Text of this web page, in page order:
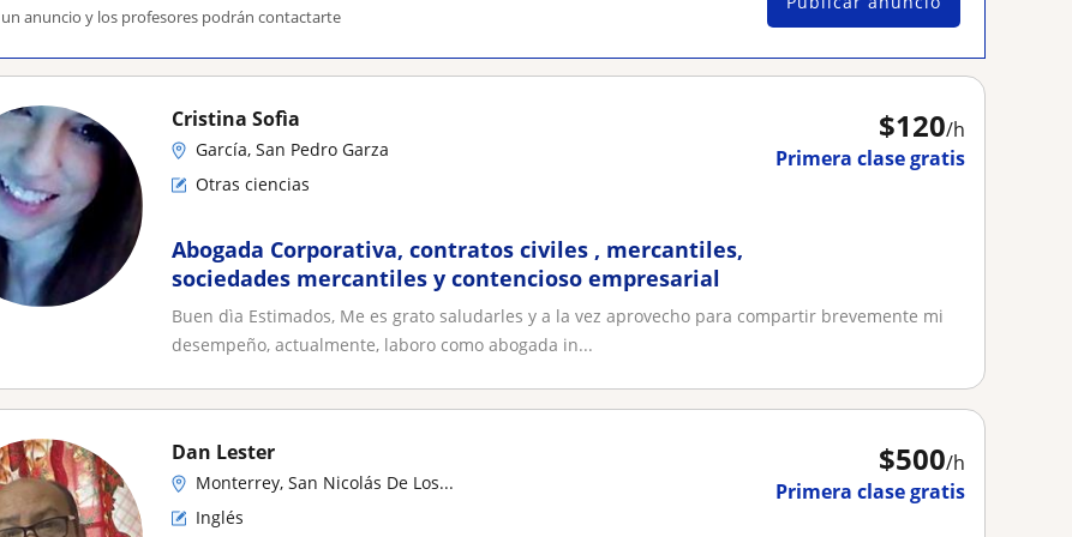
un anuncio y los profesores podrán contactarte
$120/h
Primera clase gratis
Cristina Sofìa
García, San Pedro Garza
Otras ciencias
Abogada Corporativa, contratos civiles , mercantiles,
sociedades mercantiles y contencioso empresarial
Buen dìa Estimados, Me es grato saludarles y a la vez aprovecho para compartir brevemente mi
desempeño, actualmente, laboro como abogada in...
$500/h
Primera clase gratis
Dan Lester
Monterrey, San Nicolás De Los...
Inglés